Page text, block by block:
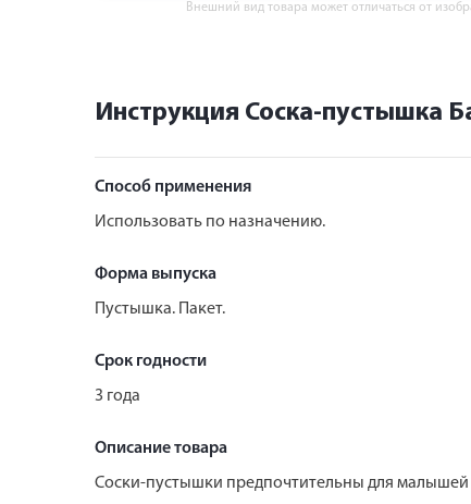
Внешний вид товара может отличаться от
Инструкция Соска-пустышка
Способ применения
Использовать по назначению.
Форма выпуска
Пустышка. Пакет.
Срок годности
3 года
Описание товара
Соски-пустышки предпочтительны для малышей